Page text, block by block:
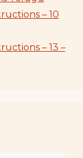
– 10
– 13 –